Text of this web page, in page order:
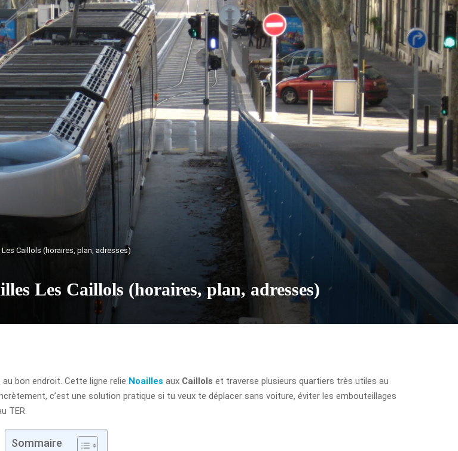
Caillols (horaires, plan, adresses)
Les Caillols (horaires, plan, adresses)
au bon endroit. Cette ligne relie Noailles aux Caillols et traverse plusieurs quartiers très utiles au
c’est une solution pratique si tu veux te déplacer sans voiture, éviter les embouteillages
TER.
Sommaire